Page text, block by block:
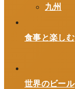
九州
食事と楽しむ
世界のビール